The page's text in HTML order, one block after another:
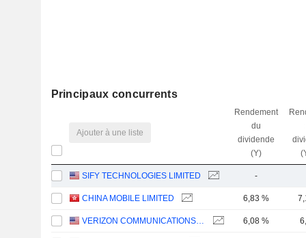
Principaux concurrents
Ajouter à une liste
Rendement
du
dividende
(Y)
SIFY TECHNOLOGIES LIMITED -
CHINA MOBILE LIMITED 6,83 %
VERIZON COMMUNICATIONS, INC. 6,08 %